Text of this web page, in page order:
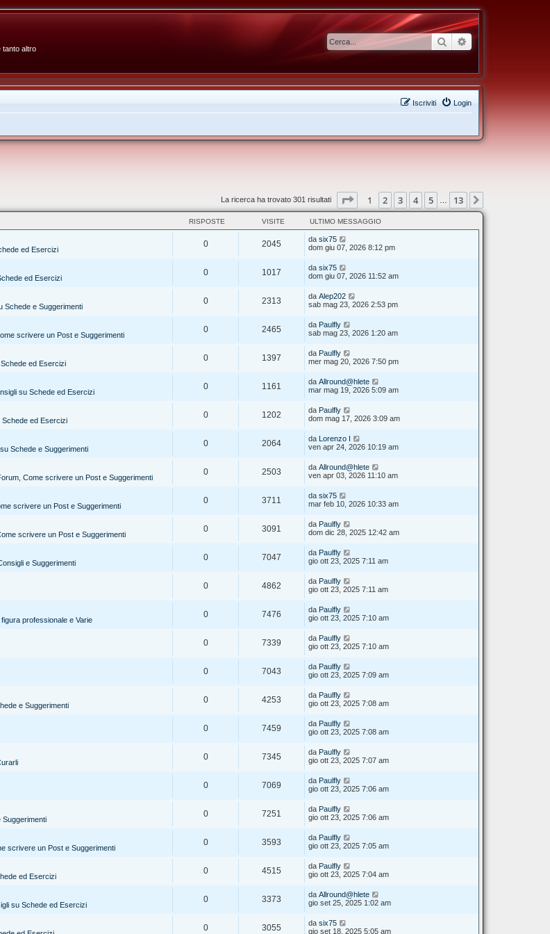
tanto altro
Cerca Ricerca avanzata
Login
Iscriviti
La ricerca ha trovato 301 risultati Pagina1 di
1 2 3 4 5 13
RISPOSTE VISITE ULTIMO MESSAGGIO
ed Esercizi
0 2045 da six75
dom giu 07, 2026 8:12 pm
ed Esercizi
0 1017 da six75
dom giu 07, 2026 11:52 am
Schede e Suggerimenti
0 2313 da Alep202
sab mag 23, 2026 2:53 pm
scrivere un Post e Suggerimenti
0 2465 da Paulfly
sab mag 23, 2026 1:20 am
ed Esercizi
0 1397 da Paulfly
mer mag 20, 2026 7:50 pm
su Schede ed Esercizi
0 1161 da Allround@hlete
mar mag 19, 2026 5:09 am
Schede ed Esercizi
0 1202 da Paulfly
dom mag 17, 2026 3:09 am
Schede e Suggerimenti
0 2064 da Lorenzo I
ven apr 24, 2026 10:19 am
Come scrivere un Post e Suggerimenti
0 2503 da Allround@hlete
ven apr 03, 2026 11:10 am
scrivere un Post e Suggerimenti
0 3711 da six75
mar feb 10, 2026 10:33 am
scrivere un Post e Suggerimenti
0 3091 da Paulfly
dom dic 28, 2025 12:42 am
e Suggerimenti
0 7047 da Paulfly
gio ott 23, 2025 7:11 am
0 4862 da Paulfly
gio ott 23, 2025 7:11 am
professionale e Varie
0 7476 da Paulfly
gio ott 23, 2025 7:10 am
0 7339 da Paulfly
gio ott 23, 2025 7:10 am
0 7043 da Paulfly
gio ott 23, 2025 7:09 am
e Suggerimenti
0 4253 da Paulfly
gio ott 23, 2025 7:08 am
0 7459 da Paulfly
gio ott 23, 2025 7:08 am
0 7345 da Paulfly
gio ott 23, 2025 7:07 am
0 7069 da Paulfly
gio ott 23, 2025 7:06 am
Suggerimenti
0 7251 da Paulfly
gio ott 23, 2025 7:06 am
scrivere un Post e Suggerimenti
0 3593 da Paulfly
gio ott 23, 2025 7:05 am
ed Esercizi
0 4515 da Paulfly
gio ott 23, 2025 7:04 am
su Schede ed Esercizi
0 3373 da Allround@hlete
gio set 25, 2025 1:02 am
0 3055 da six75
gio set 18, 2025 5:05 am